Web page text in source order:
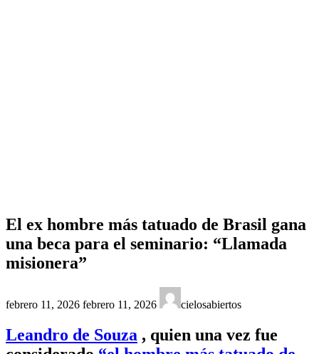
El ex hombre más tatuado de Brasil gana
una beca para el seminario: “Llamada
misionera”
febrero 11, 2026 actualización
febrero 11, 2026 cielosabiertos
Leandro de Souza , quien una vez fue